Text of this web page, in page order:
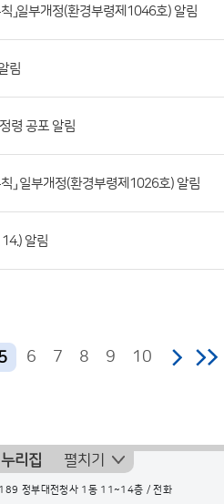
」일부개정(환경부령제1046호) 알림
림
령 공포 알림
」 일부개정(환경부령제1026호) 알림
14.) 알림
6 7 8 9 10
리집 펼치기
정부대전청사 1동 11~14층 / 전화